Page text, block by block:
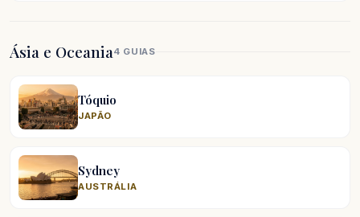
Ásia e Oceania4 GUIAS
Tóquio
JAPÃO
Sydney
AUSTRÁLIA